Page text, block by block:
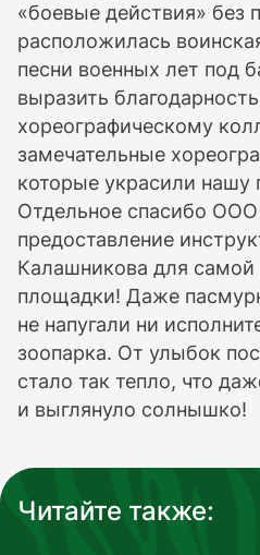
«боевые действия» без
расположилась
песни военных лет под
выразить
хореографическому
замечательные
которые украсили нашу
Отдельное спасибо ООО
предоставление
Калашникова для самой
площадки! Даже
не напугали ни
зоопарка. От улыбок
стало так тепло, что
и выглянуло солнышко!
Читайте также: